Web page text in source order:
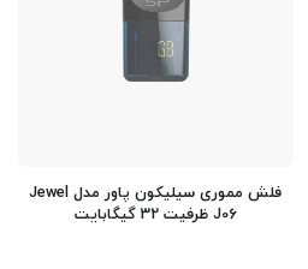
فلش مموری سیلیکون پاور مدل Jewel
J06 ظرفیت 32 گیگابایت